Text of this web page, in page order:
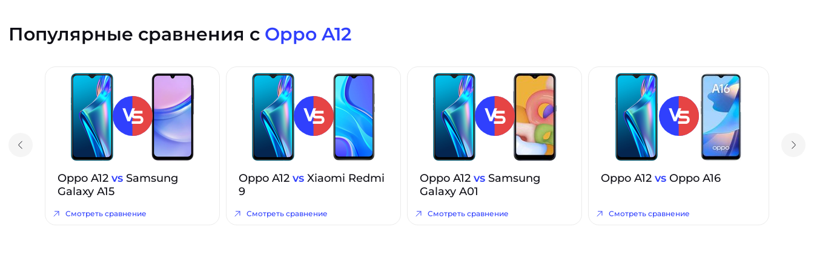
Популярные сравнения с Oppo A12
Oppo A12 vs Samsung
Galaxy A15
Смотреть сравнение
Oppo A12 vs Xiaomi Redmi
9
Смотреть сравнение
Oppo A12 vs Samsung
Galaxy A01
Смотреть сравнение
Oppo A12 vs Oppo A16
Смотреть сравнение